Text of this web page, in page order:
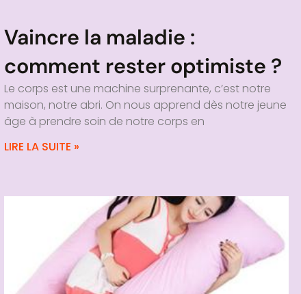
Vaincre la maladie :
comment rester optimiste ?
Le corps est une machine surprenante, c’est notre
maison, notre abri. On nous apprend dès notre jeune
âge à prendre soin de notre corps en
LIRE LA SUITE »